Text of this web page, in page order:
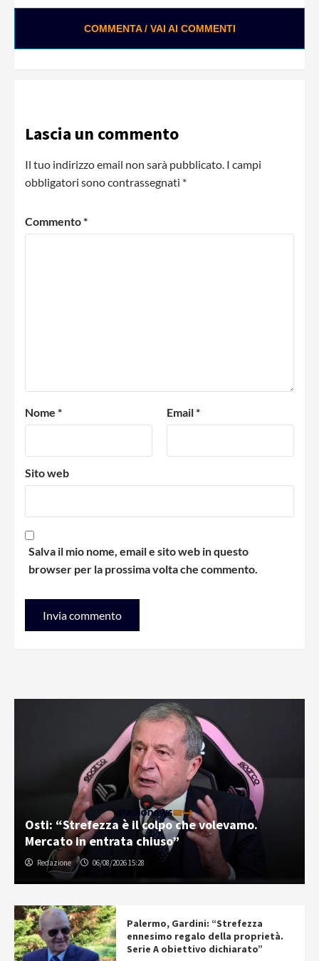
COMMENTA / VAI AI COMMENTI
Lascia un commento
Il tuo indirizzo email non sarà pubblicato. I campi
obbligatori sono contrassegnati *
Commento*
Nome * Email*
Sito web
Salva il mio nome, email e sito web in questo
browser per la prossima volta che commento.
Osti: “Strefezza è il colpo che volevamo.
Mercato in entrata chiuso”
Redazione 06/08/2026 15:28
Palermo, Gardini: “Strefezza
ennesimo regalo della proprietà.
Serie A obiettivo dichiarato”